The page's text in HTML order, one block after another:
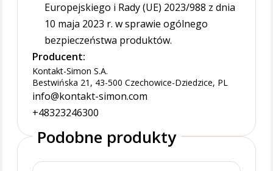
Europejskiego i Rady (UE) 2023/988 z dnia
10 maja 2023 r. w sprawie ogólnego
bezpieczeństwa produktów.
Producent:
Kontakt-Simon S.A.
Bestwińska 21, 43-500 Czechowice-Dziedzice, PL
info@kontakt-simon.com
+48323246300
Podobne produkty